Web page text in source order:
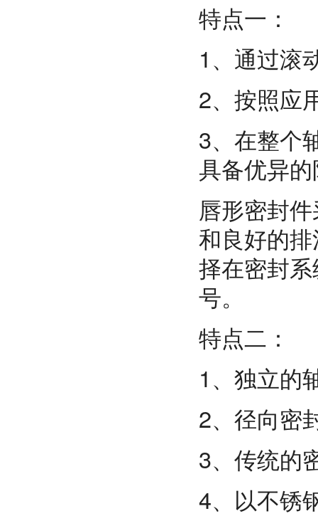
特点一：
1、通过滚
2、按照应
3、在整个
具备优异
唇形密封
和良好的
择在密封
号。
特点二：
1、独立的
2、径向密
3、传统的
4、以不锈